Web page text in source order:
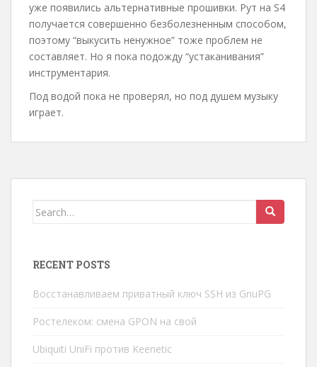
уже появились альтернативные прошивки. Рут на S4
получается совершенно безболезненным способом,
поэтому “выкусить ненужное” тоже проблем не
составляет. Но я пока подожду “устаканивания”
инструментария.
Под водой пока не проверял, но под душем музыку
играет.
Search
RECENT POSTS
Восстанавливаем приватный ключ SSH из GnuPG
Ростелеком: смена GPON на свой
Ubiquiti UniFi против Keenetic